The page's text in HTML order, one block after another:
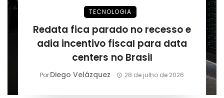
TECNOLOGIA
Redata fica parado no recesso e
adia incentivo fiscal para data
centers no Brasil
PorDiego Velázquez 28 de julho de 2026